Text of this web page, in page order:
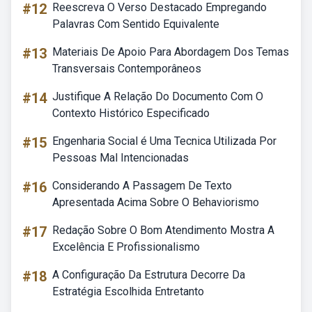
#12 Reescreva O Verso Destacado Empregando
Palavras Com Sentido Equivalente
#13 Materiais De Apoio Para Abordagem Dos Temas
Transversais Contemporâneos
#14 Justifique A Relação Do Documento Com O
Contexto Histórico Especificado
#15 Engenharia Social é Uma Tecnica Utilizada Por
Pessoas Mal Intencionadas
#16 Considerando A Passagem De Texto
Apresentada Acima Sobre O Behaviorismo
#17 Redação Sobre O Bom Atendimento Mostra A
Excelência E Profissionalismo
#18 A Configuração Da Estrutura Decorre Da
Estratégia Escolhida Entretanto